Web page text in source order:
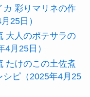
カ 彩りマリネの作
25日）
大人のポテサラの
月25日）
たけのこの土佐煮
シピ（2025年4月25